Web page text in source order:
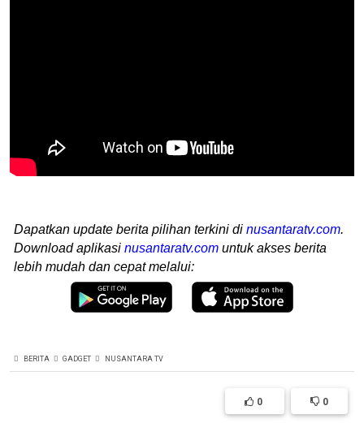
Dapatkan update berita pilihan terkini di nusantaratv.com.
Download aplikasi nusantaratv.com untuk akses berita
lebih mudah dan cepat melalui:
BERITA GADGET NUSANTARA TV
0 0